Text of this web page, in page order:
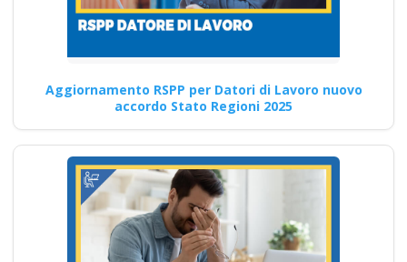
formazione
accordo stato
regioni 2025 realtà
virtuale app
aula virtuale rischi
specifici formatori
docenti rspp rls rlst
preposto datore
Aggiornamento RSPP per Datori di Lavoro nuovo
accordo Stato Regioni 2025